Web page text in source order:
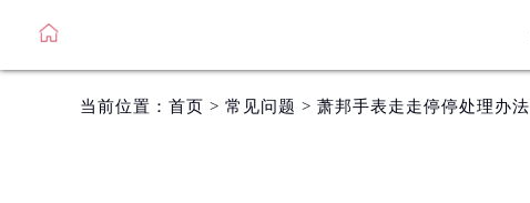
当前位置： 首页 > 常见问题 > 萧邦手表走走停停处理办法